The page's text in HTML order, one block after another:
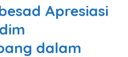
Apresiasi
dalam